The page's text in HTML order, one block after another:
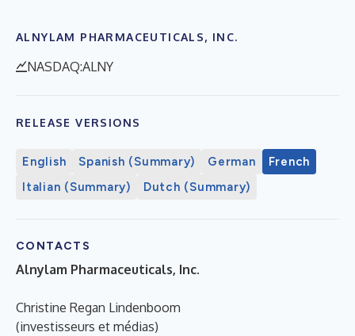
ALNYLAM PHARMACEUTICALS, INC.
NASDAQ:ALNY
RELEASE VERSIONS
English Spanish (Summary) German
French
Italian (Summary)
Dutch (Summary)
CONTACTS
Alnylam Pharmaceuticals, Inc.
Christine Regan Lindenboom
(investisseurs et médias)